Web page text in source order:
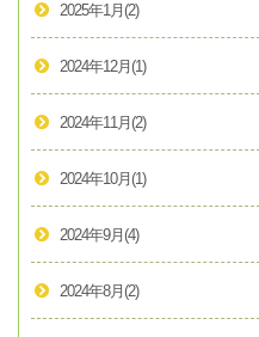
2025年1月 (2)
2024年12月 (1)
2024年11月 (2)
2024年10月 (1)
2024年9月 (4)
2024年8月 (2)